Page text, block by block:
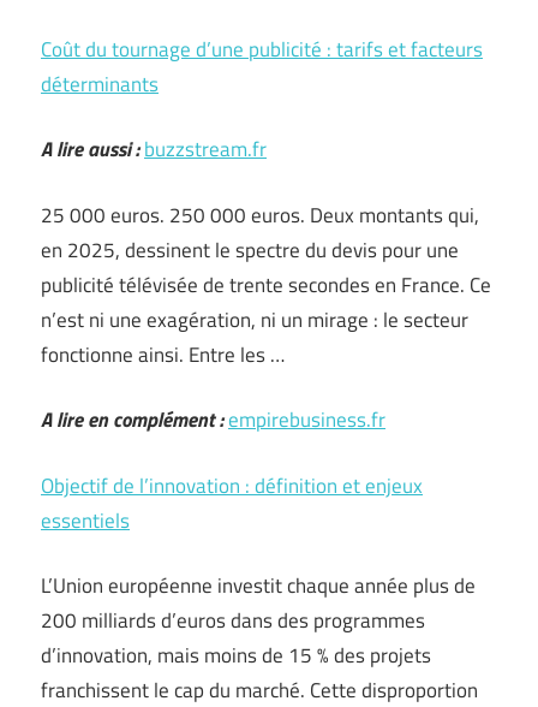
Coût du tournage d’une publicité : tarifs et facteurs
déterminants
A lire aussi :buzzstream.fr
25 000 euros. 250 000 euros. Deux montants qui,
en 2025, dessinent le spectre du devis pour une
publicité télévisée de trente secondes en France. Ce
n’est ni une exagération, ni un mirage : le secteur
fonctionne ainsi. Entre les …
A lire en complément :empirebusiness.fr
Objectif de l’innovation : définition et enjeux
essentiels
L’Union européenne investit chaque année plus de
200 milliards d’euros dans des programmes
d’innovation, mais moins de 15 % des projets
franchissent le cap du marché. Cette disproportion